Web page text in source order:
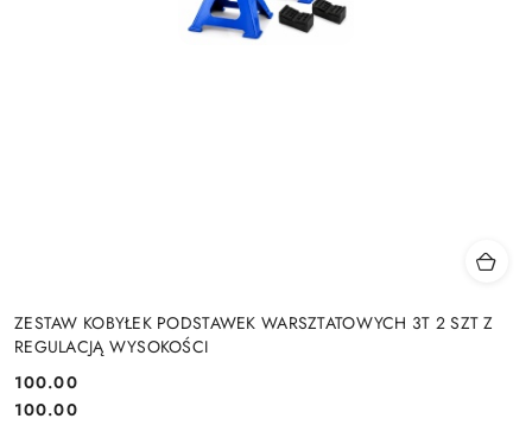
ZESTAW KOBYŁEK PODSTAWEK WARSZTATOWYCH 3T 2 SZT Z
REGULACJĄ WYSOKOŚCI
Cena:
100.00
Cena:
100.00